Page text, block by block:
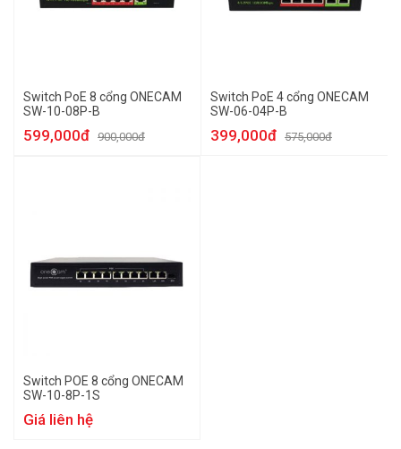
Switch PoE 8 cổng ONECAM
SW-10-08P-B
599,000đ 900,000đ
Switch PoE 4 cổng ONECAM
SW-06-04P-B
399,000đ 575,000đ
Switch POE 8 cổng ONECAM
SW-10-8P-1S
Giá liên hệ